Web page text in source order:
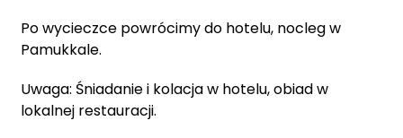
Po wycieczce powrócimy do hotelu, nocleg w
Pamukkale.
Uwaga: Śniadanie i kolacja w hotelu, obiad w
lokalnej restauracji.